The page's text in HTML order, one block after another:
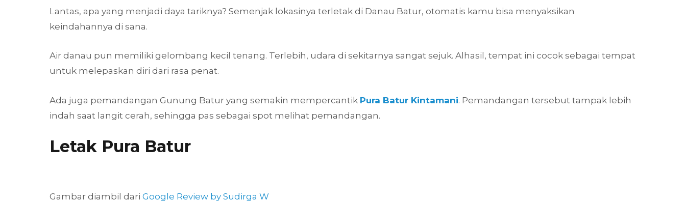
Lantas, apa yang menjadi daya tariknya? Semenjak lokasinya terletak di Danau Batur, otomatis kamu bisa menyaksikan
keindahannya di sana.
Air danau pun memiliki gelombang kecil tenang. Terlebih, udara di sekitarnya sangat sejuk. Alhasil, tempat ini cocok sebagai tempat
untuk melepaskan diri dari rasa penat.
Ada juga pemandangan Gunung Batur yang semakin mempercantik Pura Batur Kintamani. Pemandangan tersebut tampak lebih
indah saat langit cerah, sehingga pas sebagai spot melihat pemandangan.
Letak Pura Batur
Gambar diambil dari Google Review by Sudirga W